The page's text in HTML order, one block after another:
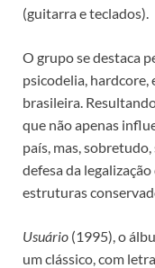
(guitarra e teclados).
O grupo se destaca
psicodelia, hardcore,
brasileira.
que não apenas
país, mas,
defesa da
estruturas
Usuário (1995), o
um clássico, com